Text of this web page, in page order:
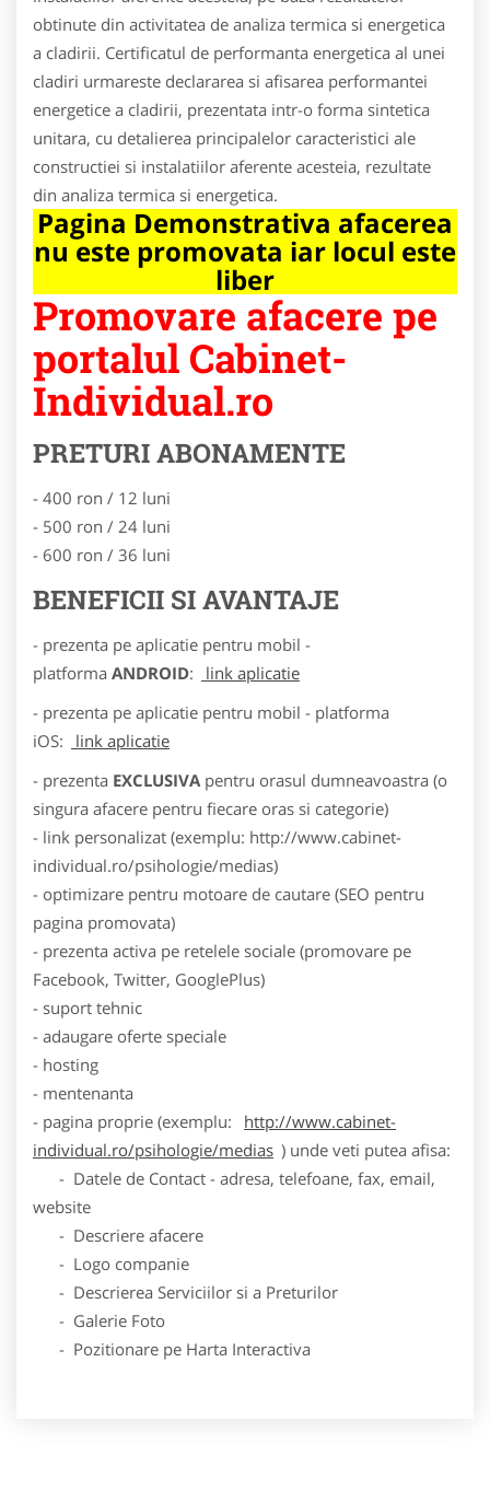
obtinute din activitatea de analiza termica si energetica
a cladirii. Certificatul de performanta energetica al unei
cladiri urmareste declararea si afisarea performantei
energetice a cladirii, prezentata intr-o forma sintetica
unitara, cu detalierea principalelor caracteristici ale
constructiei si instalatiilor aferente acesteia, rezultate
din analiza termica si energetica.
Pagina Demonstrativa afacerea
nu este promovata iar locul este
liber
Promovare afacere pe
portalul Cabinet-
Individual.ro
PRETURI ABONAMENTE
- 400 ron / 12 luni
- 500 ron / 24 luni
- 600 ron / 36 luni
BENEFICII SI AVANTAJE
- prezenta pe aplicatie pentru mobil -
platforma ANDROID:
link aplicatie
- prezenta pe aplicatie pentru mobil - platforma
iOS:
link aplicatie
- prezenta EXCLUSIVA pentru orasul dumneavoastra (o
singura afacere pentru fiecare oras si categorie)
- link personalizat (exemplu: http://www.cabinet-
individual.ro/psihologie/medias)
- optimizare pentru motoare de cautare (SEO pentru
pagina promovata)
- prezenta activa pe retelele sociale (promovare pe
Facebook, Twitter, GooglePlus)
- suport tehnic
- adaugare oferte speciale
- hosting
- mentenanta
- pagina proprie (exemplu:
http://www.cabinet-
individual.ro/psihologie/medias ) unde veti putea afisa:
- Datele de Contact - adresa, telefoane, fax, email,
website
- Descriere afacere
- Logo companie
- Descrierea Serviciilor si a Preturilor
- Galerie Foto
- Pozitionare pe Harta Interactiva